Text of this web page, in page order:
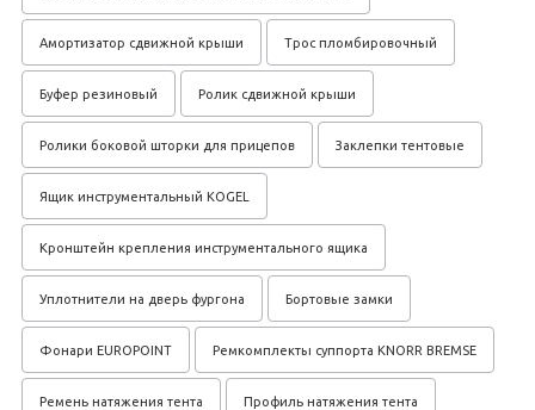
Амортизатор сдвижной крыши Трос пломбировочный
Буфер резиновый Ролик сдвижной крыши
Ролики боковой шторки для прицепов Заклепки тентовые
Ящик инструментальный KOGEL
Кронштейн крепления инструментального ящика
Уплотнители на дверь фургона Бортовые замки
Фонари EUROPOINT Ремкомплекты суппорта KNORR BREMSE
Ремень натяжения тента Профиль натяжения тента